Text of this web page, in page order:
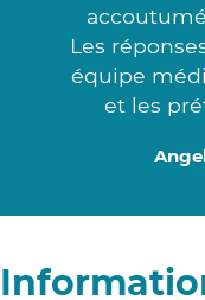
Les
équipe
et les